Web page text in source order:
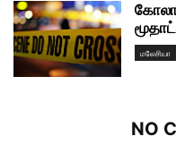
மலேசியா
NO